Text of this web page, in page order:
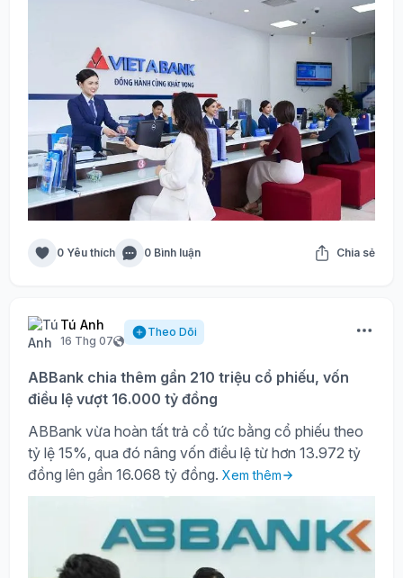
0 Yêu thích 0 Bình luận Chia sẻ
Tú Anh
16 Thg 07
Theo Dõi
ABBank chia thêm gần 210 triệu cổ phiếu, vốn
điều lệ vượt 16.000 tỷ đồng
ABBank vừa hoàn tất trả cổ tức bằng cổ phiếu theo
tỷ lệ 15%, qua đó nâng vốn điều lệ từ hơn 13.972 tỷ
đồng lên gần 16.068 tỷ đồng. Xem thêm